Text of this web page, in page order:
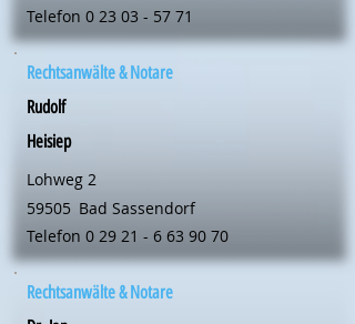
Telefon 0 23 03 - 57 71
Rechtsanwälte & Notare
Rudolf
Heisiep
Lohweg 2
59505 Bad Sassendorf
Telefon 0 29 21 - 6 63 90 70
Rechtsanwälte & Notare